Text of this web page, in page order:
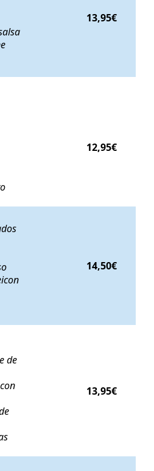
13,95€
ahumado a la leña de manzano,
12,95€
rebozados a la cerveza y pulled pork
14,50€
de chipotle, cubierta de fondue
de
13,95€
mezclada con pulled pork, rellena